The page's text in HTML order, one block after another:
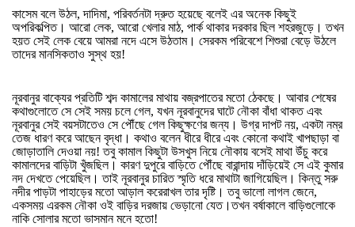
কাসেম বলে উঠল,দাদিমা, পরিবর্তনটা দ্রুত হয়েছে বলেই এর অনেক কিছুই
অপরিকল্পিত। আরো লেক, আরো খেলার মাঠ, পার্ক থাকার দরকার ছিল শহরজুড়ে। তখন
হয়ত সেই লেক বেয়ে আমরা নদে এসে উঠতাম। সেরকম পরিবেশে শিশুরা বেড়ে উঠলে
তাদের মানসিকতাও সুস্থ হয়!
নূরবানুর বাক্যের প্রতিটি শব্দ কামালের মাথায় বজ্রপাতের মতো ঠেকছে। আবার শেষের
কথাগুলোতে সে সেই সময় চলে গেল, যখন নূরবানুদের ঘাটে নৌকা বাঁধা থাকত এবং
নূরবানুর সেই বয়সটাতেও সে পৌঁছে গেল কিছুক্ষণের জন্য। উগ্র দাপট নয়, একটা নম্র
তেজ ধারণ করে আছেন বৃদ্ধা। কথাও বলেন ধীরে ধীরে এবং কোনো কথাই খাপছাড়া বা
জোড়াতালি দেওয়া নয়!তবু কামাল কিছুটা উসখুস নিয়ে নৌকায় বসেই মাথা উঁচু করে
কামালদের বাড়িটা খুঁজছিল। কারণ দুপুরে বাড়িতে পৌঁছে বারান্দায় দাঁড়িয়েই সে এই কুমার
নদ দেখতে পেয়েছিল। তাই নূরবানুর চারিত স্মৃতি ধরে মাথাটা জাগিয়েছিল। কিন্তু সরু
নদীর পাড়টা পাহাড়ের মতো আড়াল করেরাখল তার দৃষ্টি। তবু ভালো লাগল জেনে,
একসময় এরকম নৌকা ওই বাড়ির দরজায় ভেড়ানো যেত।তখন বর্ষাকালে বাড়িগুলোকে
নাকি সোলার মতো ভাসমান মনে হতো!